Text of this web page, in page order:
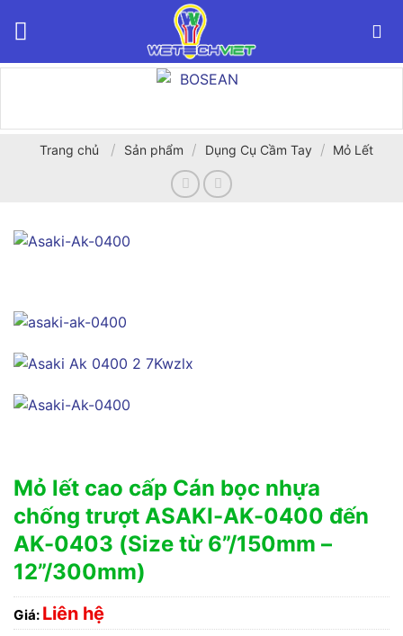
Trang chủ / Sản phẩm / Dụng Cụ Cầm Tay / Mỏ Lết
Mỏ lết cao cấp Cán bọc nhựa
chống trượt ASAKI-AK-0400 đến
AK-0403 (Size từ 6”/150mm –
12”/300mm)
Giá: Liên hệ